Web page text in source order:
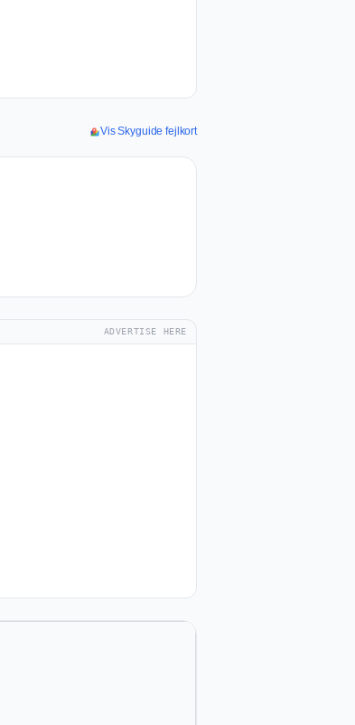
Vis Skyguide fejlkort
ADVERTISE HERE